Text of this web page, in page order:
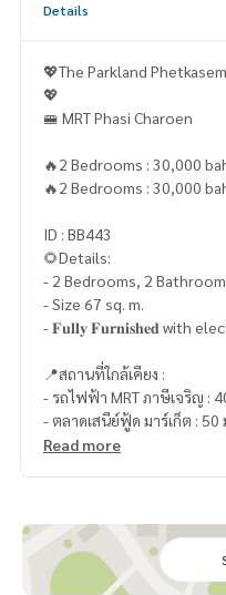
Details
💖The Parkland
💖
🚝 MRT Phasi Charoen
🔥2 Bedrooms : 30,000
🔥2 Bedrooms : 30,000
ID : BB443
🌻Details:
- 2 Bedrooms, 2
- Size 67 sq. m.
- 𝐅𝐮𝐥𝐥𝐲 𝐅𝐮𝐫𝐧𝐢𝐬𝐡𝐞𝐝 with
📍สถานที่ใกล้เคียง :
- รถไฟฟ้า MRT ภาษีเจริญ :
- ตลาดเสนีย์ฟู้ด มาร์เก็ต : 50
- Seacon บางแค : ระยะเดิน
- ม.สยาม : 2.2 กม.
- รพ.พญาไท 3 : 3.6 กม.
Read more